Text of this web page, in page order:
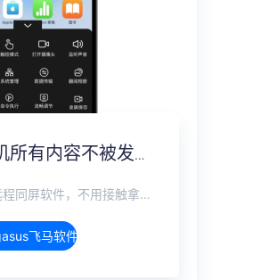
监控对方手机所有内容不被发现，远程无感同屏监控软件
无需对方同意的远程同屏软件，不用接触拿到手机安装，支持实时同步查看微信、抖音、WhatsApp、Facebook 等主流社交软件的聊天记录，同时具备通话监听、环境录音、远程开启摄像头、持续定位追踪等全面功能。 整个过程全程隐蔽运行，无任何提示、无通知提醒、不留使用痕迹。 适用于多种场景，安全稳定，真正实现对目标设备一举一动的无感同屏监视。
飞马软件介绍